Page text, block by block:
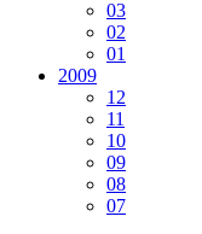
03
02
01
2009
12
11
10
09
08
07